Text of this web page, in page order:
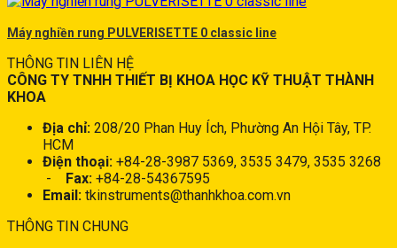
Máy nghiền rung PULVERISETTE 0 classic line
THÔNG TIN LIÊN HỆ
CÔNG TY TNHH THIẾT BỊ KHOA HỌC KỸ THUẬT THÀNH
KHOA
Địa chỉ: 208/20 Phan Huy Ích, Phường An Hội Tây, TP.
HCM
Điện thoại: +84-28-3987 5369, 3535 3479, 3535 3268
-
Fax: +84-28-54367595
Email: tkinstruments@thanhkhoa.com.vn
THÔNG TIN CHUNG